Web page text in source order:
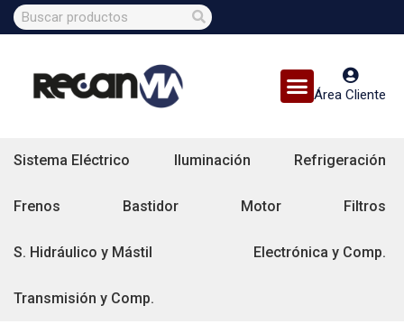
Área Cliente
Sistema Eléctrico Iluminación Refrigeración
Frenos Bastidor Motor Filtros
S. Hidráulico y Mástil Electrónica y Comp.
Transmisión y Comp.